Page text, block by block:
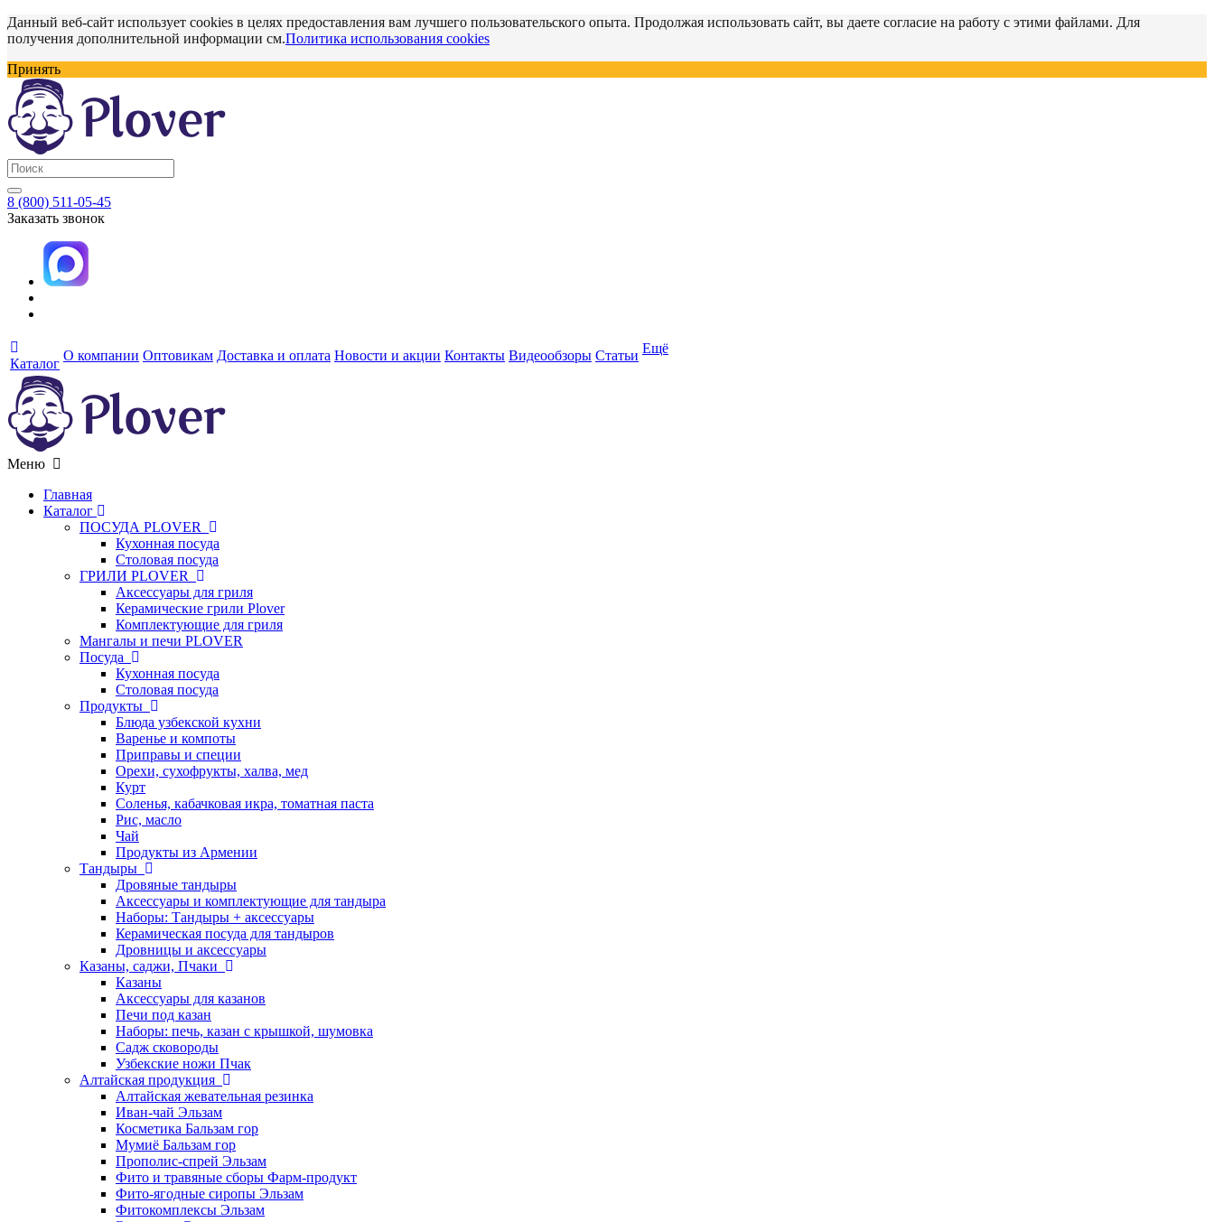
Данный веб-сайт использует cookies в целях предоставления вам лучшего пользовательского опыта. Продолжая использовать сайт, вы даете согласие на работу с этими файлами. Для
получения дополнительной информации см.Политика использования cookies
Принять
8 (800) 511-05-45
Заказать звонок
Каталог
О компании Оптовикам Доставка и оплата Новости и акции Контакты Видеообзоры Статьи Ещё
Меню
Главная
Каталог
ПОСУДА PLOVER
Кухонная посуда
Столовая посуда
ГРИЛИ PLOVER
Аксессуары для гриля
Керамические грили Plover
Комплектующие для гриля
Мангалы и печи PLOVER
Посуда
Кухонная посуда
Столовая посуда
Продукты
Блюда узбекской кухни
Варенье и компоты
Приправы и специи
Орехи, сухофрукты, халва, мед
Курт
Соленья, кабачковая икра, томатная паста
Рис, масло
Чай
Продукты из Армении
Тандыры
Дровяные тандыры
Аксессуары и комплектующие для тандыра
Наборы: Тандыры + аксессуары
Керамическая посуда для тандыров
Дровницы и аксессуары
Казаны, саджи, Пчаки
Казаны
Аксессуары для казанов
Печи под казан
Наборы: печь, казан с крышкой, шумовка
Садж сковороды
Узбекские ножи Пчак
Алтайская продукция
Алтайская жевательная резинка
Иван-чай Эльзам
Косметика Бальзам гор
Мумиё Бальзам гор
Прополис-спрей Эльзам
Фито и травяные сборы Фарм-продукт
Фито-ягодные сиропы Эльзам
Фитокомплексы Эльзам